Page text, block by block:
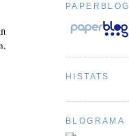
PAPERBLOG
HISTATS
BLOGRAMA